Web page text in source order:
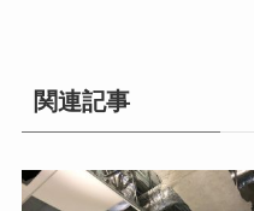
関連記事